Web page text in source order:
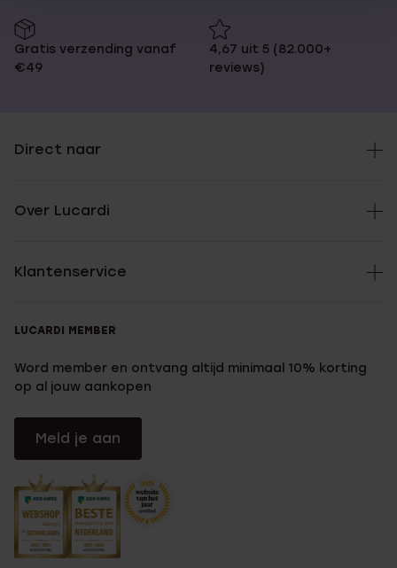
Gratis verzending vanaf
€49
4,67 uit 5 (82.000+
reviews)
Direct naar
Over Lucardi
Klantenservice
LUCARDI MEMBER
Word member en ontvang altijd minimaal 10% korting
op al jouw aankopen
Meld je aan